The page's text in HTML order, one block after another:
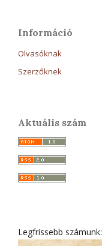
Információ
Olvasóknak
Szerzőknek
Aktuális szám
Legfrissebb számunk: